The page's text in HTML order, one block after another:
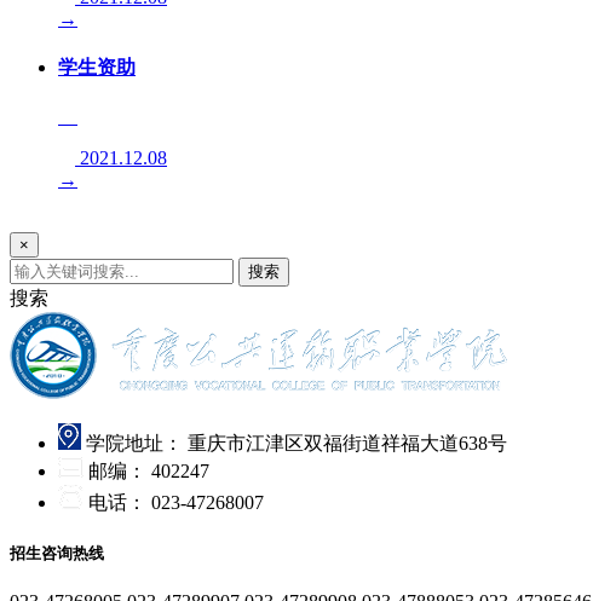
→
学生资助
2021.12.08
→
×
搜索
搜索
学院地址：
重庆市江津区双福街道祥福大道638号
邮编：
402247
电话：
023-47268007
招生咨询热线